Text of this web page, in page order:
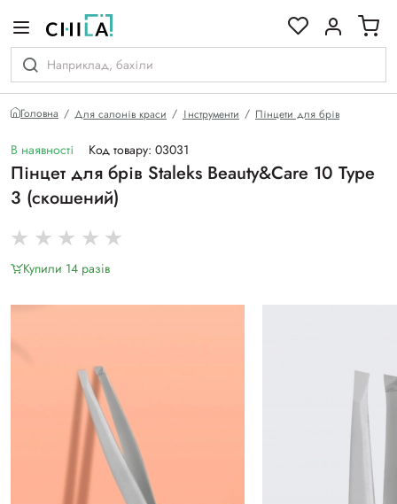
Головна Для салонів краси Інструменти Пінцети для брів
В наявності Код товару: 03031
Пінцет для брів Staleks Beauty&Care 10 Type
3 (скошений)
Купили 14 разiв
гамі